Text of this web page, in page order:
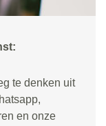
te denken uit
en onze